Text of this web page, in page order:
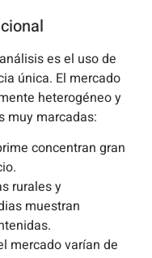
es el uso de
única. El mercado
heterogéneo y
muy marcadas:
concentran gran
rurales y
muestran
mercado varían de